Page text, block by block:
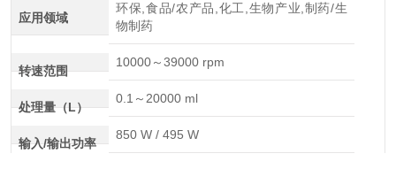
应用领域
环保,食品/农产品,化工,生物产业,制药/生
物制药
转速范围
10000～39000 rpm
处理量（L）
0.1～20000 ml
输入/输出功率
850 W / 495 W